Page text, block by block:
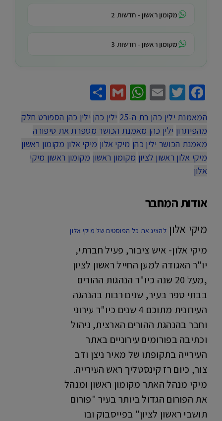
מקומון ראשון - חדשות 2
מקומון ראשון - חדשות 3
Facebook
Twitter
Email
WhatsApp
Gmail
המאמנת ילין כהן בת ה-25 ילין כהן ילין כהן הספורט חלק
מהפיתרון ילין כהן מאמנת הכושר מספרת את סיפורה
מאמנת הכושר ילין כהן מיקי אלון מיקי אלון מקומון ראשון
מיקי אלון ראשון לציון מקומון ראשון מקומון ראשון מיקי
אלון
אודות המחבר
מיקי אלון להציג את כל הפוסטים של מיקי אלון
מיקי אלון- איש ציבור, פעיל חברתי,
יו"ר האגודה למען החייל ראשון לציון
,מעל 20 שנה כיו"ר הנהגות ההורים
בבתי ספר בעיר, שנים רבות בהנהגה
העירונית מתוכם 4 שנים כיו"ר עירוני
וחבר בהנהגת ההורים הארצית, ניהול
וכתיבה בפורומים עירוניים באתר
העירייה בתקופתו של מאיר ניצן ודב
צור, כיום רז קינסטליך ראש העירייה.
מיקי מנהל האתר מקומון ראשון ומנהל
את הפורום הגדול ביותר בעיר "פורום
תושבי ראשון לציון" בפייסבוק ובו